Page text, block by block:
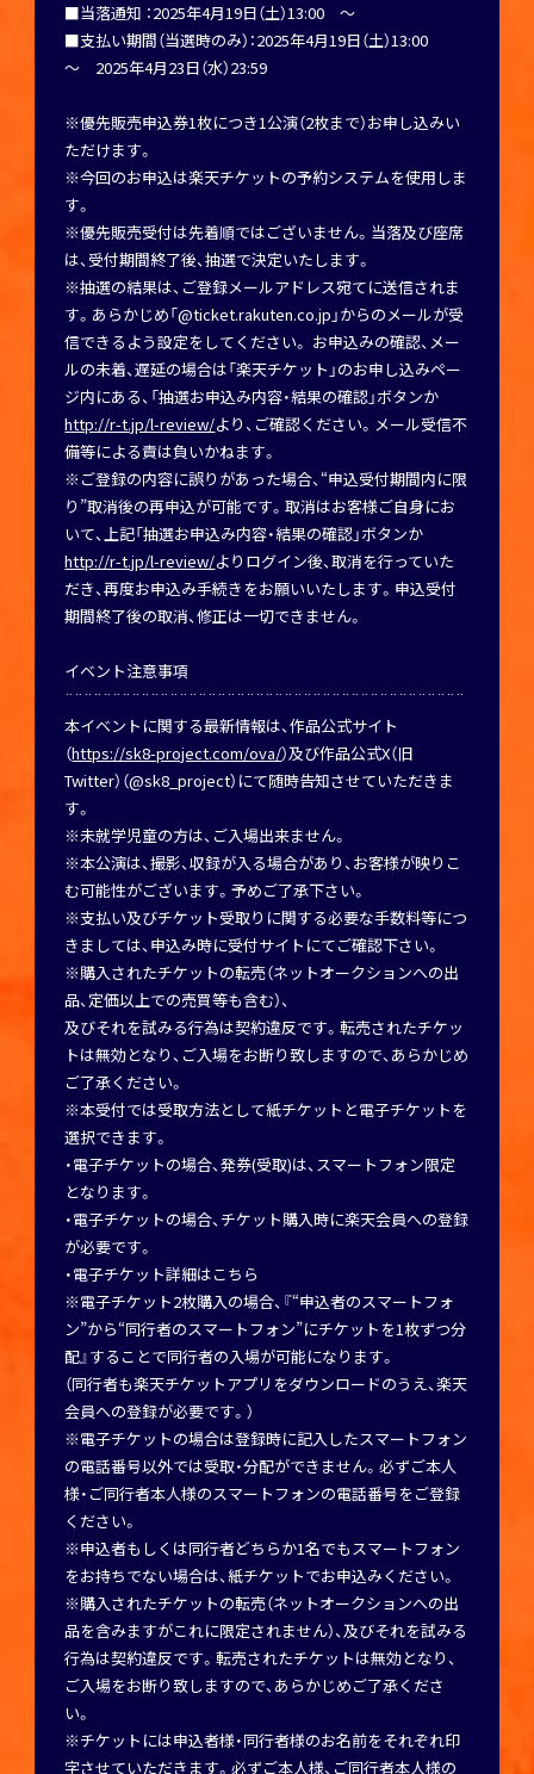
■当落通知 ：2025年4月19日（土）13:00 ～
■支払い期間（当選時のみ）：2025年4月19日（土）13:00
～ 2025年4月23日（水）23:59
※優先販売申込券1枚につき1公演（2枚まで）お申し込みい
ただけます。
※今回のお申込は楽天チケットの予約システムを使用しま
す。
※優先販売受付は先着順ではございません。当落及び座席
は、受付期間終了後、抽選で決定いたします。
※抽選の結果は、ご登録メールアドレス宛てに送信されま
す。あらかじめ「@ticket.rakuten.co.jp」からのメールが受
信できるよう設定をしてください。 お申込みの確認、メー
ルの未着、遅延の場合は「楽天チケット」のお申し込みペー
ジ内にある、「抽選お申込み内容・結果の確認」ボタンか
http://r-t.jp/l-review/より、ご確認ください。メール受信不
備等による責は負いかねます。
※ご登録の内容に誤りがあった場合、“申込受付期間内に限
り”取消後の再申込が可能です。取消はお客様ご自身にお
いて、上記「抽選お申込み内容・結果の確認」ボタンか
http://r-t.jp/l-review/よりログイン後、取消を行っていた
だき、再度お申込み手続きをお願いいたします。申込受付
期間終了後の取消、修正は一切できません。
イベント注意事項
¨¨¨¨¨¨¨¨¨¨¨¨¨¨¨¨¨¨¨¨¨¨¨¨¨¨¨¨¨¨¨¨¨¨¨¨¨¨¨¨¨¨
本イベントに関する最新情報は、作品公式サイト
（https://sk8-project.com/ova/）及び作品公式X（旧
Twitter）（@sk8_project）にて随時告知させていただきま
す。
※未就学児童の方は、ご入場出来ません。
※本公演は、撮影、収録が入る場合があり、お客様が映りこ
む可能性がございます。予めご了承下さい。
※支払い及びチケット受取りに関する必要な手数料等につ
きましては、申込み時に受付サイトにてご確認下さい。
※購入されたチケットの転売（ネットオークションへの出
品、定価以上での売買等も含む）、
及びそれを試みる行為は契約違反です。転売されたチケッ
トは無効となり、ご入場をお断り致しますので、あらかじめ
ご了承ください。
※本受付では受取方法として紙チケットと電子チケットを
選択できます。
・電子チケットの場合、発券(受取)は、スマートフォン限定
となります。
・電子チケットの場合、チケット購入時に楽天会員への登録
が必要です。
・電子チケット詳細はこちら
※電子チケット2枚購入の場合、『“申込者のスマートフォ
ン”から“同行者のスマートフォン”にチケットを1枚ずつ分
配』することで同行者の入場が可能になります。
（同行者も楽天チケットアプリをダウンロードのうえ、楽天
会員への登録が必要です。）
※電子チケットの場合は登録時に記入したスマートフォン
の電話番号以外では受取・分配ができません。必ずご本人
様・ご同行者本人様のスマートフォンの電話番号をご登録
ください。
※申込者もしくは同行者どちらか1名でもスマートフォン
をお持ちでない場合は、紙チケットでお申込みください。
※購入されたチケットの転売（ネットオークションへの出
品を含みますがこれに限定されません）、及びそれを試みる
行為は契約違反です。転売されたチケットは無効となり、
ご入場をお断り致しますので、あらかじめご了承くださ
い。
※チケットには申込者様・同行者様のお名前をそれぞれ印
字させていただきます。必ずご本人様、ご同行者本人様の